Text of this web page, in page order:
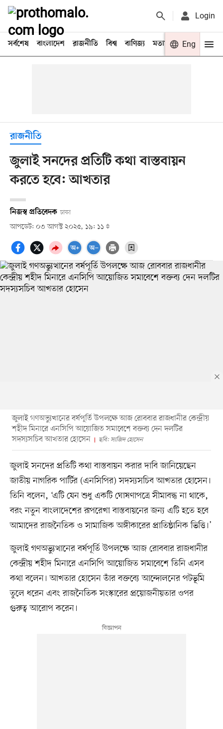
Login
সর্বশেষ বাংলাদেশ রাজনীতি বিশ্ব বাণিজ্য মতামত খেলা
Eng
রাজনীতি
জুলাই সনদের প্রতিটি কথা বাস্তবায়ন
করতে হবে: আখতার
নিজস্ব প্রতিবেদক ঢাকা
আপডেট: ০৩ আগস্ট ২০২৫, ১৯: ১১
জুলাই গণঅভ্যুত্থানের বর্ষপূর্তি উপলক্ষে আজ রোববার রাজধানীর কেন্দ্রীয়
শহীদ মিনারে ‌এনসিপি আয়োজিত সমাবেশে বক্তব্য দেন দলটির
সদস্যসচিব আখতার হোসেন
ছবি: সাজিদ হোসেন
জুলাই সনদের প্রতিটি কথা বাস্তবায়ন করার দাবি জানিয়েছেন
জাতীয় নাগরিক পার্টির (এনসিপির) সদস্যসচিব আখতার হোসেন।
তিনি বলেন, ‘এটি যেন শুধু একটি ঘোষণাপত্রে সীমাবদ্ধ না থাকে,
বরং নতুন বাংলাদেশের রূপরেখা বাস্তবায়নের জন্য এটি হতে হবে
আমাদের রাজনৈতিক ও সামাজিক অঙ্গীকারের প্রাতিষ্ঠানিক ভিত্তি।’
জুলাই গণঅভ্যুত্থানের বর্ষপূর্তি উপলক্ষে আজ রোববার রাজধানীর
কেন্দ্রীয় শহীদ মিনারে ‌এনসিপি আয়োজিত সমাবেশে তিনি এসব
কথা বলেন। আখতার হোসেন তাঁর বক্তব্যে আন্দোলনের পটভূমি
তুলে ধরেন এবং রাজনৈতিক সংস্কারের প্রয়োজনীয়তার ওপর
গুরুত্ব আরোপ করেন।